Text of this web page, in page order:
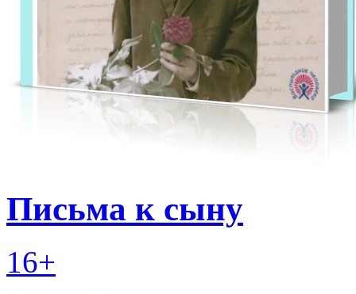
Письма к сыну
16+